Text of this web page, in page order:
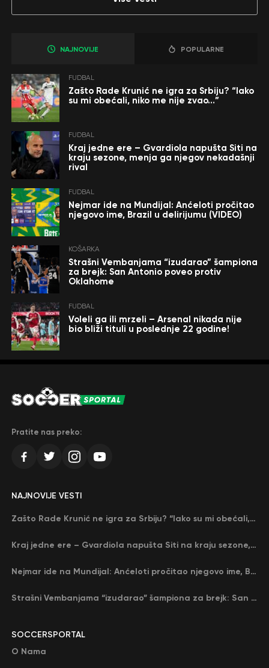
NAJNOVIJE POPULARNE
FUDBAL
Zašto Rade Krunić ne igra za Srbiju? “Iako
su mi obećali, niko me nije zvao…”
FUDBAL
Kraj jedne ere – Gvardiola napušta Siti na
kraju sezone, menja ga njegov nekadašnji
rival
FUDBAL
Nejmar ide na Mundijal: Anćeloti pročitao
njegovo ime, Brazil u delirijumu (VIDEO)
KOŠARKA
Strašni Vembanjama “izudarao” šampiona
za brejk: San Antonio poveo protiv
Oklahome
FUDBAL
Voleli ga ili mrzeli – Arsenal nikada nije
bio bliži tituli u poslednje 22 godine!
Pratite nas preko:
SOCCERSPORTAL
O Nama
NAJNOVIJE VESTI
Zašto Rade Krunić ne igra za Srbiju? “Iako su mi obećali, niko me nije zvao…”
Kraj jedne ere – Gvardiola napušta Siti na kraju sezone, menja ga njegov nekadašnji rival
Nejmar ide na Mundijal: Anćeloti pročitao njegovo ime, Brazil u delirijumu (VIDEO)
Strašni Vembanjama “izudarao” šampiona za brejk: San Antonio poveo protiv Oklahome